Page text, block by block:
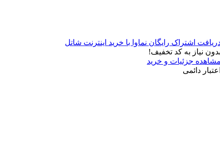
اشتراک رایگان نماوا با خرید اینترنت شاتل
نیاز به کد تخفیف!
جزئیات و خرید
دائمی